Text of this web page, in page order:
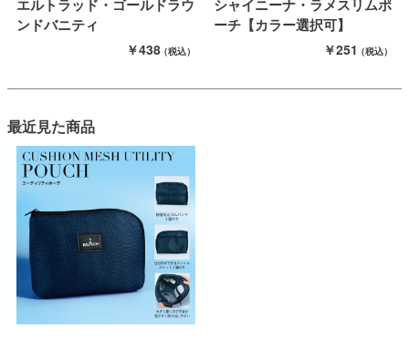
エルトラッド・ゴールドラウ
ンドバニティ
￥438（税込）
シャイニーナ・ラメスリムポ
ーチ【カラー選択可】
￥251 （税込）
最近見た商品